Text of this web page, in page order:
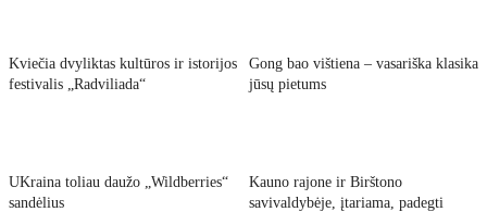
Kviečia dvyliktas kultūros ir istorijos
festivalis „Radviliada“
Gong bao vištiena – vasariška klasika
jūsų pietums
UKraina toliau daužo „Wildberries“
sandėlius
Kauno rajone ir Birštono
savivaldybėje, įtariama, padegti